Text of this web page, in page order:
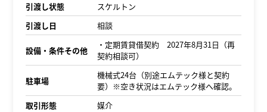
引渡し状態
スケルトン
引渡し日
相談
設備・条件その他
・定期賃貸借契約 2027年8月31日（再
契約相談可）
駐車場
機械式24台（別途エムテック様と契約
要）※空き状況はエムテック様へ確認。
取引形態
媒介